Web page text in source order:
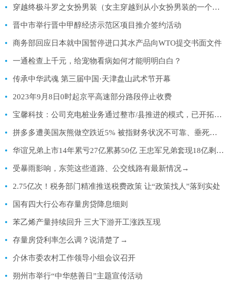
穿越终极斗罗之女扮男装（女主穿越到从小女扮男装的一个纨绔世子身上 姓宁 他爹被称为佞臣_）
晋中市举行晋中甲醇经济示范区项目推介签约活动
商务部回应日本就中国暂停进口其水产品向WTO提交书面文件
一通检查上千元，给宠物看病如何才能明明白白？
传承中华武魂 第三届中国·天津盘山武术节开幕
2023年9月8日0时起京平高速部分路段停止收费
宝馨科技：公司充电桩业务通过整市/县推进的模式，已开拓布局淮北、池州、重庆、蚌埠、郑州、泉州、保定等
拼多多遭美国灰熊做空跌近5% 被指财务状况不可靠、垂死欺诈
华谊兄弟上市14年累亏27亿累募50亿 王忠军兄弟套现18亿剩余股权全冻结
受暴雨影响，东莞这些道路、公交线路有最新情况→
2.75亿次！税务部门精准推送税费政策 让“政策找人”落到实处
国有四大行公布存量房贷降息细则
苯乙烯产量持续回升 三大下游开工涨跌互现
存量房贷利率怎么调？说清楚了→
介休市委农村工作领导小组会议召开
朔州市举行“中华慈善日”主题宣传活动